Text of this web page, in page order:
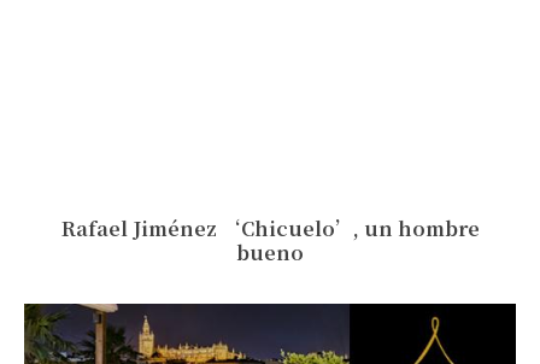
Rafael Jiménez ‘Chicuelo’, un hombre
bueno